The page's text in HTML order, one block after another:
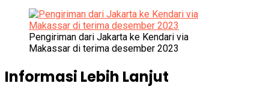
Pengiriman dari Jakarta ke Kendari via
Makassar di terima desember 2023
Informasi Lebih Lanjut